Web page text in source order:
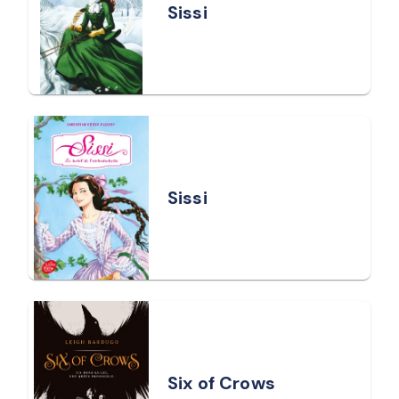
Sissi
Sissi
Six of Crows